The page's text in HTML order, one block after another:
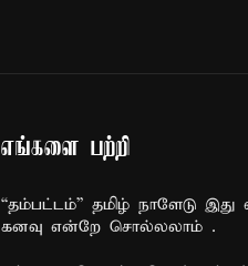
எங்களை பற்றி
“தம்பட்டம்” தமிழ் நாளேடு
கனவு என்றே சொல்லலாம் .